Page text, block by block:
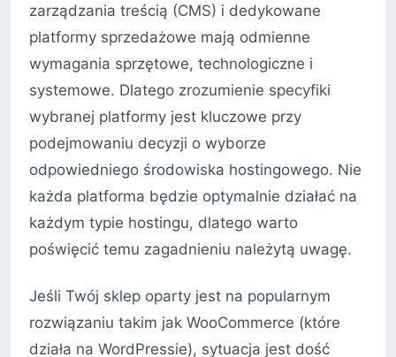
zarządzania treścią (CMS) i dedykowane
platformy sprzedażowe mają odmienne
wymagania sprzętowe, technologiczne i
systemowe. Dlatego zrozumienie specyfiki
wybranej platformy jest kluczowe przy
podejmowaniu decyzji o wyborze
odpowiedniego środowiska hostingowego. Nie
każda platforma będzie optymalnie działać na
każdym typie hostingu, dlatego warto
poświęcić temu zagadnieniu należytą uwagę.
Jeśli Twój sklep oparty jest na popularnym
rozwiązaniu takim jak WooCommerce (które
działa na WordPressie), sytuacja jest dość